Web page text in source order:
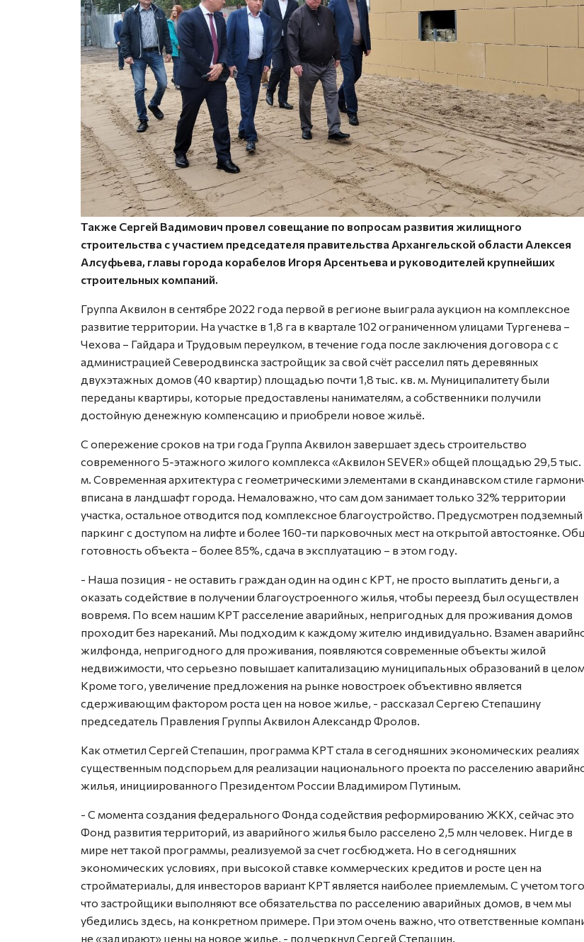
Также Сергей Вадимович провел совещание по вопросам развития жилищного
строительства с участием председателя правительства Архангельской области Алексея
Алсуфьева, главы города корабелов Игоря Арсентьева и руководителей крупнейших
строительных компаний.
Группа Аквилон в сентябре 2022 года первой в регионе выиграла аукцион на комплексное
развитие территории. На участке в 1,8 га в квартале 102 ограниченном улицами Тургенева –
Чехова – Гайдара и Трудовым переулком, в течение года после заключения договора с с
администрацией Северодвинска застройщик за свой счёт расселил пять деревянных
двухэтажных домов (40 квартир) площадью почти 1,8 тыс. кв. м. Муниципалитету были
переданы квартиры, которые предоставлены нанимателям, а собственники получили
достойную денежную компенсацию и приобрели новое жильё.
С опережение сроков на три года Группа Аквилон завершает здесь строительство
современного 5-этажного жилого комплекса «Аквилон SEVER» общей площадью 29,5 тыс.
м. Современная архитектура с геометрическими элементами в скандинавском стиле
вписана в ландшафт города. Немаловажно, что сам дом занимает только 32% территории
участка, остальное отводится под комплексное благоустройство. Предусмотрен подземный
паркинг с доступом на лифте и более 160-ти парковочных мест на открытой автостоянке.
готовность объекта – более 85%, сдача в эксплуатацию – в этом году.
- Наша позиция - не оставить граждан один на один с КРТ, не просто выплатить деньги, а
оказать содействие в получении благоустроенного жилья, чтобы переезд был осуществлен
вовремя. По всем нашим КРТ расселение аварийных, непригодных для проживания домов
проходит без нареканий. Мы подходим к каждому жителю индивидуально. Взамен
жилфонда, непригодного для проживания, появляются современные объекты жилой
недвижимости, что серьезно повышает капитализацию муниципальных образований в
Кроме того, увеличение предложения на рынке новостроек объективно является
сдерживающим фактором роста цен на новое жилье, - рассказал Сергею Степашину
председатель Правления Группы Аквилон Александр Фролов.
Как отметил Сергей Степашин, программа КРТ стала в сегодняшних экономических реалиях
существенным подспорьем для реализации национального проекта по расселению
жилья, инициированного Президентом России Владимиром Путиным.
- С момента создания федерального Фонда содействия реформированию ЖКХ, сейчас это
Фонд развития территорий, из аварийного жилья было расселено 2,5 млн человек. Нигде в
мире нет такой программы, реализуемой за счет госбюджета. Но в сегодняшних
экономических условиях, при высокой ставке коммерческих кредитов и росте цен на
стройматериалы, для инвесторов вариант КРТ является наиболее приемлемым. С учетом
что застройщики выполняют все обязательства по расселению аварийных домов, в чем мы
убедились здесь, на конкретном примере. При этом очень важно, что ответственные
не «задирают» цены на новое жилье, - подчеркнул Сергей Степашин.